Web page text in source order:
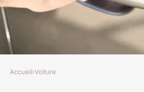
Accueil›Voiture